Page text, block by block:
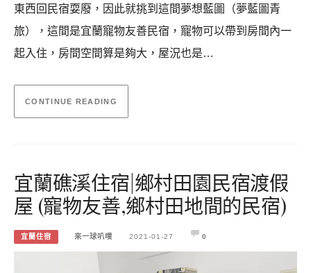
東西回民宿耍廢，因此就挑到這間夢想藍圖（夢藍圖青
旅），這間是宜蘭寵物友善民宿，寵物可以帶到房間內一
起入住，房間空間算是夠大，屋況也是…
CONTINUE READING
宜蘭礁溪住宿|鄉村田園民宿渡假
屋 (寵物友善,鄉村田地間的民宿)
宜蘭住宿 來一球叭噗 2021-01-27 0